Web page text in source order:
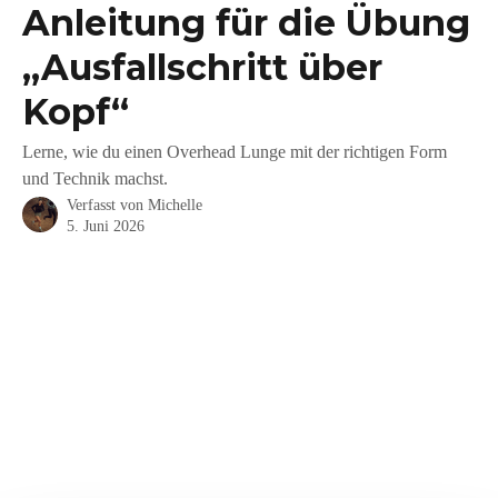
Anleitung für die Übung
„Ausfallschritt über
Kopf“
Lerne, wie du einen Overhead Lunge mit der richtigen Form
und Technik machst.
Verfasst von Michelle
5. Juni 2026